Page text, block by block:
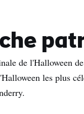
de l'Halloween
les plus